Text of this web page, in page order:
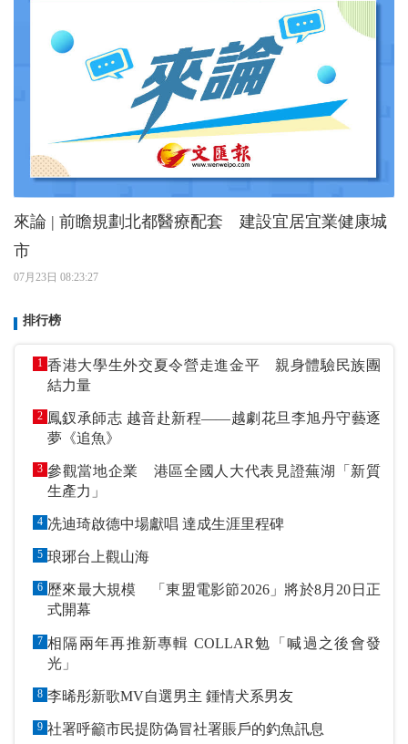
來論 | 前瞻規劃北都醫療配套 建設宜居宜業健康城
市
07月23日 08:23:27
排行榜
1 香港大學生外交夏令營走進金平 親身體驗民族團
結力量
2 鳳釵承師志 越音赴新程——越劇花旦李旭丹守藝逐
夢《追魚》
3 參觀當地企業 港區全國人大代表見證蕪湖「新質
生產力」
4 冼迪琦啟德中場獻唱 達成生涯里程碑
5 琅琊台上觀山海
6 歷來最大規模 「東盟電影節2026」將於8月20日正
式開幕
7 相隔兩年再推新專輯 COLLAR勉「喊過之後會發
光」
8 李晞彤新歌MV自選男主 鍾情犬系男友
9 社署呼籲市民提防偽冒社署賬戶的釣魚訊息